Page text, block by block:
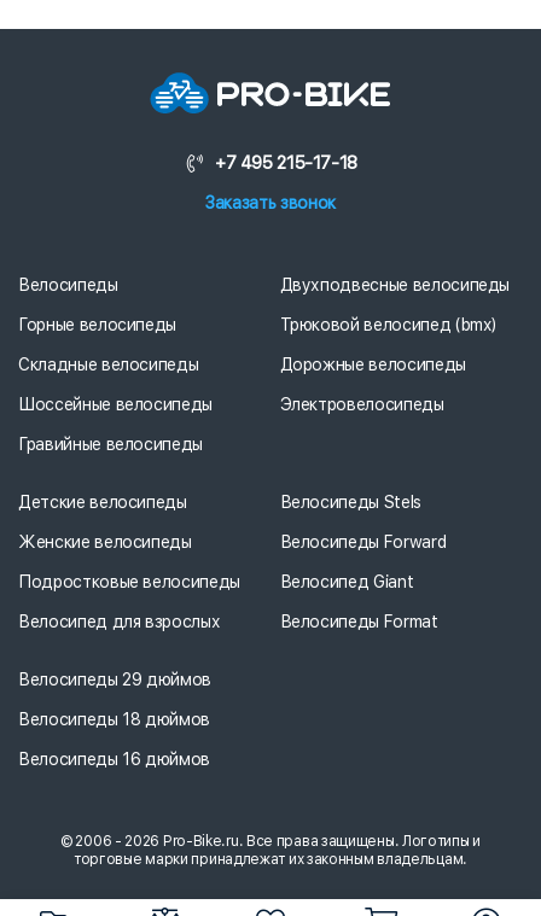
+7 495 215-17-18
Заказать звонок
Велосипеды
Горные велосипеды
Складные велосипеды
Шоссейные велосипеды
Гравийные велосипеды
Двухподвесные велосипеды
Трюковой велосипед (bmx)
Дорожные велосипеды
Электровелосипеды
Детские велосипеды
Женские велосипеды
Подростковые велосипеды
Велосипед для взрослых
Велосипеды Stels
Велосипеды Forward
Велосипед Giant
Велосипеды Format
Велосипеды 29 дюймов
Велосипеды 18 дюймов
Велосипеды 16 дюймов
© 2006 - 2026 Pro-Bike.ru. Все права защищены. Логотипы и
торговые марки принадлежат их законным владельцам.